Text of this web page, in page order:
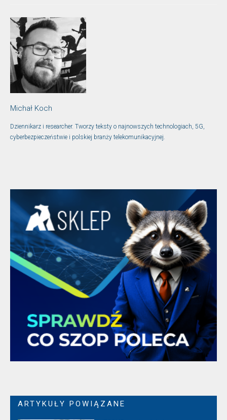
Michał Koch
Dziennikarz i researcher. Tworzy teksty o najnowszych technologiach, 5G,
cyberbezpieczeństwie i polskiej branży telekomunikacyjnej.
ARTYKUŁY POWIĄZANE